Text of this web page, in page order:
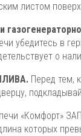
листом
убедитесь в
о
Перед тем,
«Комфорт»
которых